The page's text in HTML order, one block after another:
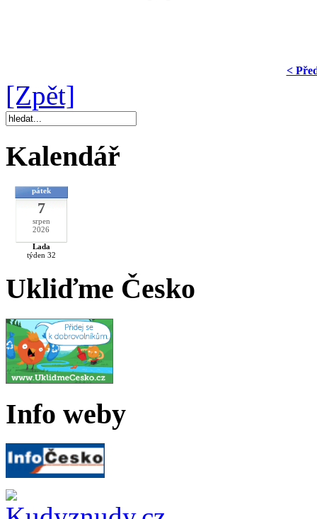
<
[Zpět]
Kalendář
pátek
7
srpen
2026
Lada
týden 32
Ukliďme Česko
Info weby